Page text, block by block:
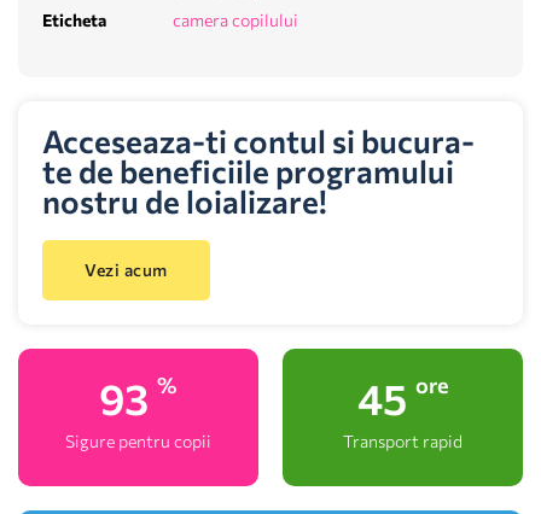
Eticheta
camera copilului
Acceseaza-ti contul si bucura-
te de beneficiile programului
nostru de loializare!
Vezi acum
100 %
Sigure pentru copii
48 ore
Transport rapid